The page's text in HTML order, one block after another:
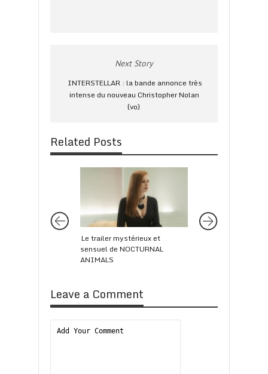
Next Story
INTERSTELLAR : la bande annonce très
intense du nouveau Christopher Nolan
(vo)
Related Posts
Le trailer mystérieux et
sensuel de NOCTURNAL
ANIMALS
Leave a Comment